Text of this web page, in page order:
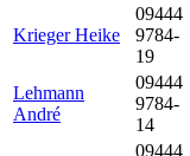
Krieger Heike
09444
9784-
19
Lehmann
André
09444
9784-
14
09444